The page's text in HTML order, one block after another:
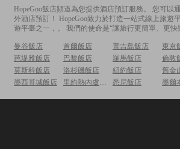
HopeGoo飯店頻道為您提供酒店預訂服務。 您可
外酒店預訂！ HopeGoo致力於打造一站式線上旅
遊平臺之一，。 我們的使命是“讓旅行更簡單、更
曼谷飯店 首爾飯店 普吉島飯店
東京
芭堤雅飯店
巴黎飯店 羅馬飯店
倫敦
莫斯科飯店
洛杉磯飯店 紐約飯店
舊金
墨西哥城飯店
里約熱內盧飯店 悉尼飯店 墨爾